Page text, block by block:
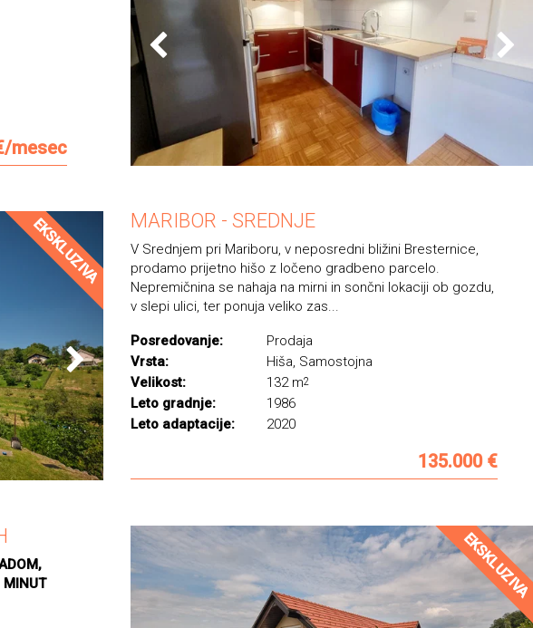
mesec
EKSKLUZIVA MARIBOR - SREDNJE
V Srednjem pri Mariboru, v neposredni bližini Bresternice,
prodamo prijetno hišo z ločeno gradbeno parcelo.
Nepremičnina se nahaja na mirni in sončni lokaciji ob gozdu,
v slepi ulici, ter ponuja veliko zas...
Posredovanje:
Prodaja
Vrsta:
Hiša, Samostojna
Velikost:
132 m2
Leto gradnje:
1986
Leto adaptacije:
2020
135.000 €
EKSKLUZIVA
MINUT